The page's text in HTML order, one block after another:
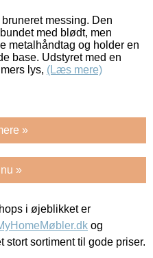
messing. Den
med blødt, men
metalhåndtag og holder en
base. Udstyret med en
lys, (Læs mere)
»
»
i øjeblikket er
og
stort sortiment til gode priser.